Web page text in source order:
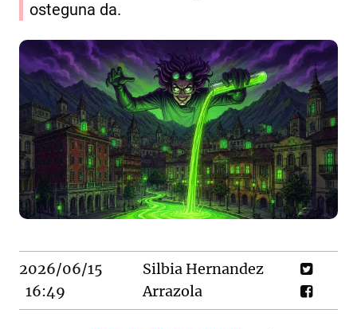
osteguna da.
2026/06/15
16:49
Silbia Hernandez
Arrazola